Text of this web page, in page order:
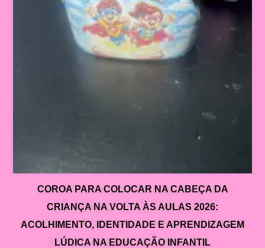
COROA PARA COLOCAR NA CABEÇA DA
CRIANÇA NA VOLTA ÀS AULAS 2026:
ACOLHIMENTO, IDENTIDADE E APRENDIZAGEM
LÚDICA NA EDUCAÇÃO INFANTIL